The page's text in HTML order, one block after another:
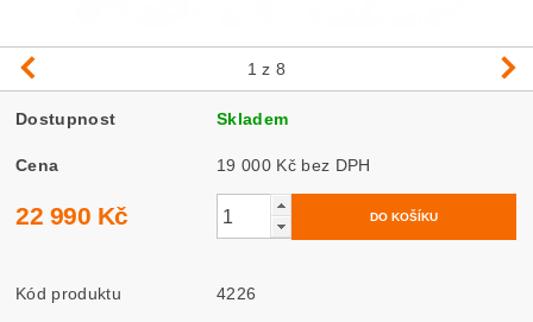
1 z 8
Dostupnost Skladem
Cena 19 000 Kč bez DPH
22 990 Kč
Kód produktu 4226